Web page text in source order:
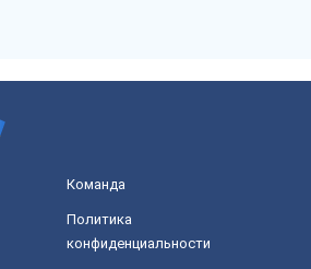
Команда
Политика
конфиденциальности